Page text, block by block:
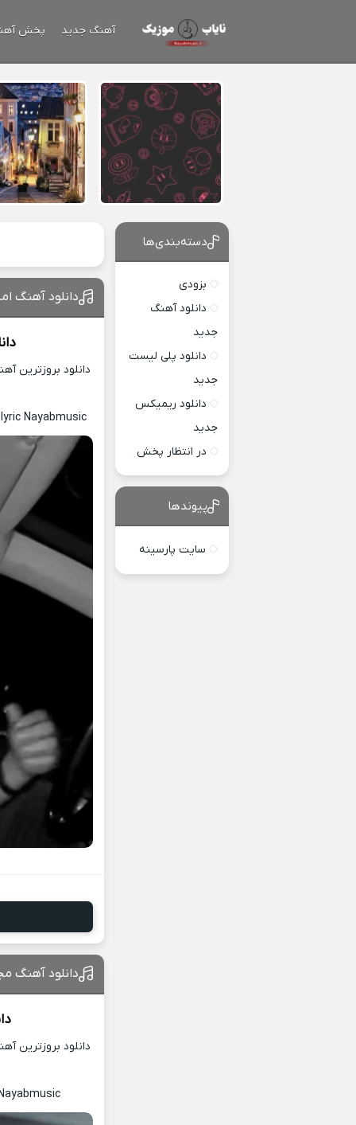
آهنگ جدید پخش
دانلود آهنگ
دانلود بروزترین
Nayabmusic
دانلود آهنگ مجاب 2 از سامان
دانلود بروزترین
دسته‌بندی‌ها
بزودی
دانلود آهنگ
جدید
دانلود پلی لیست
جدید
دانلود ریمیکس
جدید
در انتظار پخش
پیوندها
سایت پارسینه